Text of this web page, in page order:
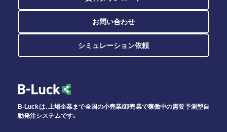
お問い合わせ
シミュレーション依頼
B-Luckは、上場企業まで全国の小売業/卸売業で稼働中の需要予測型自
動発注システムです。